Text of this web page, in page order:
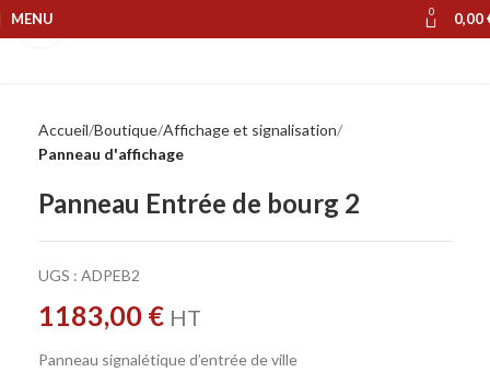
MENU 0 0,00
Accueil Boutique Affichage et signalisation
Panneau d'affichage
Panneau Entrée de bourg 2
UGS : ADPEB2
1183,00 € HT
Panneau signalétique d’entrée de ville